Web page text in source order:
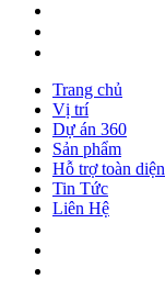
Trang chủ
Vị trí
Dự án 360
Sản phẩm
Hỗ trợ toàn diện
Tin Tức
Liên Hệ